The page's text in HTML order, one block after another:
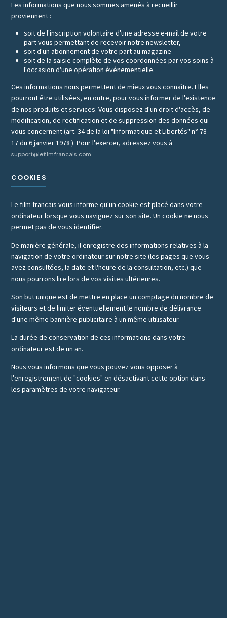
Les informations que nous sommes amenés à recueillir
proviennent :
soit de l'inscription volontaire d'une adresse e-mail de votre
part vous permettant de recevoir notre newsletter,
soit d'un abonnement de votre part au magazine
soit de la saisie complète de vos coordonnées par vos soins à
l'occasion d'une opération événementielle.
Ces informations nous permettent de mieux vous connaître. Elles
pourront être utilisées, en outre, pour vous informer de l'existence
de nos produits et services. Vous disposez d'un droit d'accès, de
modification, de rectification et de suppression des données qui
vous concernent (art. 34 de la loi "Informatique et Libertés" n° 78-
17 du 6 janvier 1978 ). Pour l'exercer, adressez vous à
support@lefilmfrancais.com
COOKIES
Le film francais vous informe qu'un cookie est placé dans votre
ordinateur lorsque vous naviguez sur son site. Un cookie ne nous
permet pas de vous identifier.
De manière générale, il enregistre des informations relatives à la
navigation de votre ordinateur sur notre site (les pages que vous
avez consultées, la date et l'heure de la consultation, etc.) que
nous pourrons lire lors de vos visites ultérieures.
Son but unique est de mettre en place un comptage du nombre de
visiteurs et de limiter éventuellement le nombre de délivrance
d'une même bannière publicitaire à un même utilisateur.
La durée de conservation de ces informations dans votre
ordinateur est de un an.
Nous vous informons que vous pouvez vous opposer à
l'enregistrement de "cookies" en désactivant cette option dans
les paramètres de votre navigateur.